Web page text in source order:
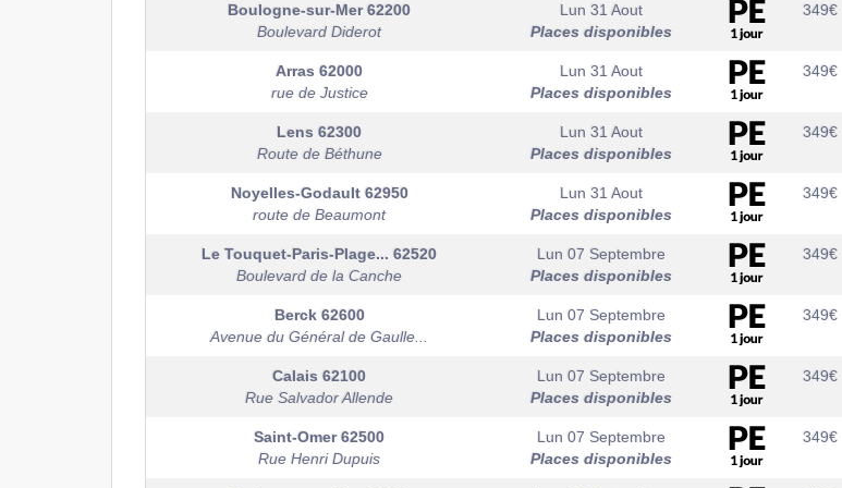
Boulogne-sur-Mer62200
Boulevard Diderot
Lun 31 Aout
Places disponibles
349€
Arras 62000
rue de Justice
Lun 31 Aout
Places disponibles
349€
Lens 62300
Route de Béthune
Lun 31 Aout
Places disponibles
349€
Noyelles-Godault 62950
route de Beaumont
Lun 31 Aout
Places disponibles
349€
Le Touquet-Paris-Plage... 62520
Boulevard de la Canche
Lun 07 Septembre
Places disponibles
349€
Berck 62600
Avenue du Général de Gaulle...
Lun 07 Septembre
Places disponibles
349€
Calais 62100
Rue Salvador Allende
Lun 07 Septembre
Places disponibles
349€
Saint-Omer62500
Rue Henri Dupuis
Lun 07 Septembre
Places disponibles
349€